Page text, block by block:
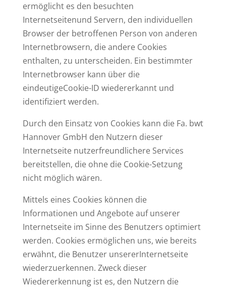
ermöglicht es den besuchten
Internetseitenund Servern, den individuellen
Browser der betroffenen Person von anderen
Internetbrowsern, die andere Cookies
enthalten, zu unterscheiden. Ein bestimmter
Internetbrowser kann über die
eindeutigeCookie-ID wiedererkannt und
identifiziert werden.
Durch den Einsatz von Cookies kann die Fa. bwt
Hannover GmbH den Nutzern dieser
Internetseite nutzerfreundlichere Services
bereitstellen, die ohne die Cookie-Setzung
nicht möglich wären.
Mittels eines Cookies können die
Informationen und Angebote auf unserer
Internetseite im Sinne des Benutzers optimiert
werden. Cookies ermöglichen uns, wie bereits
erwähnt, die Benutzer unsererInternetseite
wiederzuerkennen. Zweck dieser
Wiedererkennung ist es, den Nutzern die